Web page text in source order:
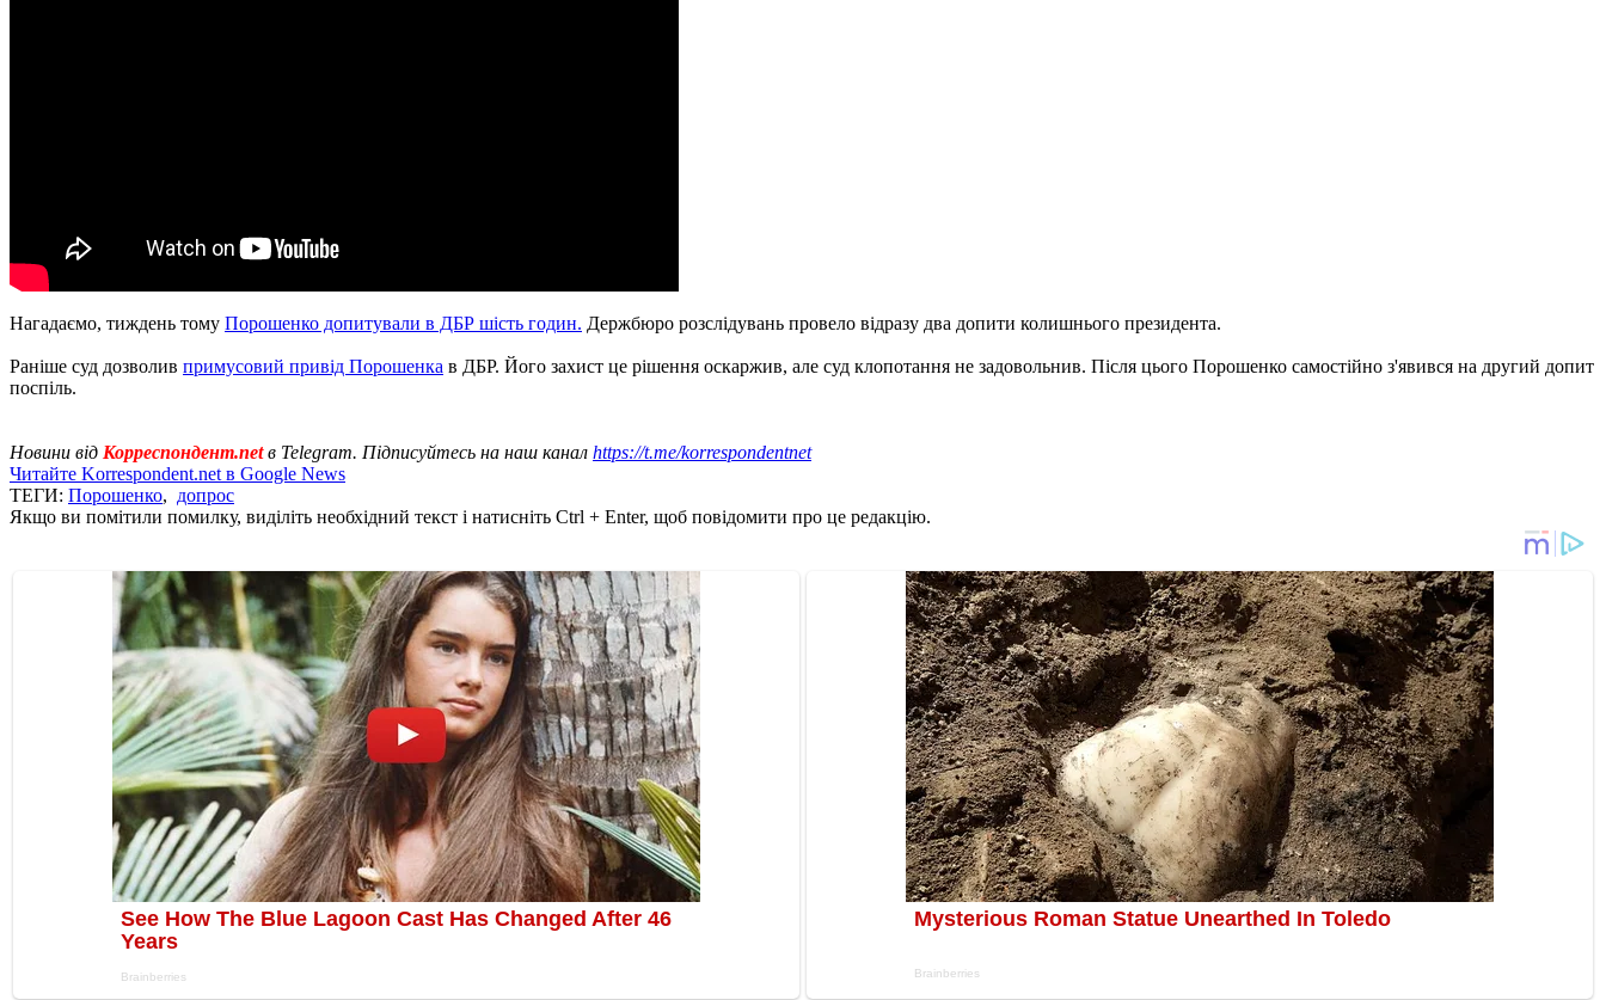
Нагадаємо, тиждень тому Порошенко допитували в ДБР шість годин. Держбюро розслідувань провело відразу два допити колишнього президента.
Раніше суд дозволив примусовий привід Порошенка в ДБР. Його захист це рішення оскаржив, але суд клопотання не задовольнив. Після цього Порошенко самостійно з'явився на другий допит
поспіль.
Новини від Корреспондент.netв Telegram. Підписуйтесь на наш канал https://t.me/korrespondentnet
Читайте Korrespondent.net в Google News
ТЕГИ: Порошенко, допрос
Якщо ви помітили помилку, виділіть необхідний текст і натисніть Ctrl + Enter, щоб повідомити про це редакцію.